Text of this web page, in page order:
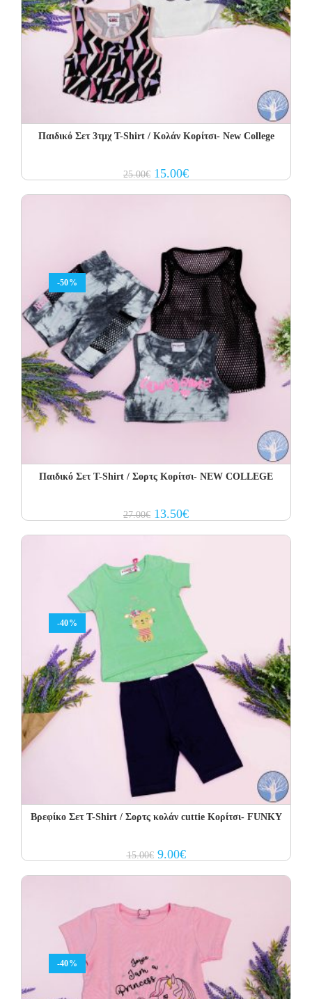
Παιδικό Σετ 3τμχ Τ-Shirt / Κολάν Κορίτσι- Νew College
25.00€ Original
price
15.00€Current
price
-50%
Παιδικό Σετ Τ-Shirt / Σορτς Κορίτσι- NEW COLLEGE
27.00€ Original
price
13.50€Current
price
-40%
Βρεφίκο Σετ Τ-Shirt / Σορτς κολάν cuttie Κορίτσι- FUNKY
15.00€ Original
price
9.00€Current
price
-40%